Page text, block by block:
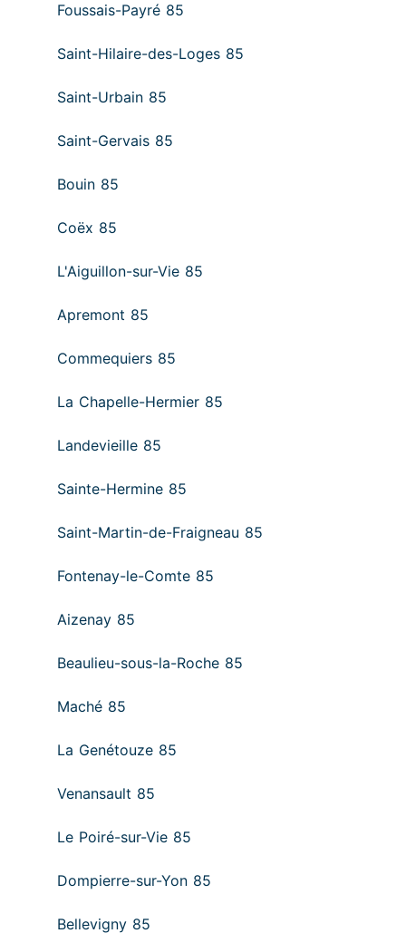
Foussais-Payré 85
Saint-Hilaire-des-Loges 85
Saint-Urbain 85
Saint-Gervais 85
Bouin 85
Coëx 85
L'Aiguillon-sur-Vie 85
Apremont 85
Commequiers 85
La Chapelle-Hermier 85
Landevieille 85
Sainte-Hermine 85
Saint-Martin-de-Fraigneau 85
Fontenay-le-Comte 85
Aizenay 85
Beaulieu-sous-la-Roche 85
Maché 85
La Genétouze 85
Venansault 85
Le Poiré-sur-Vie 85
Dompierre-sur-Yon 85
Bellevigny 85